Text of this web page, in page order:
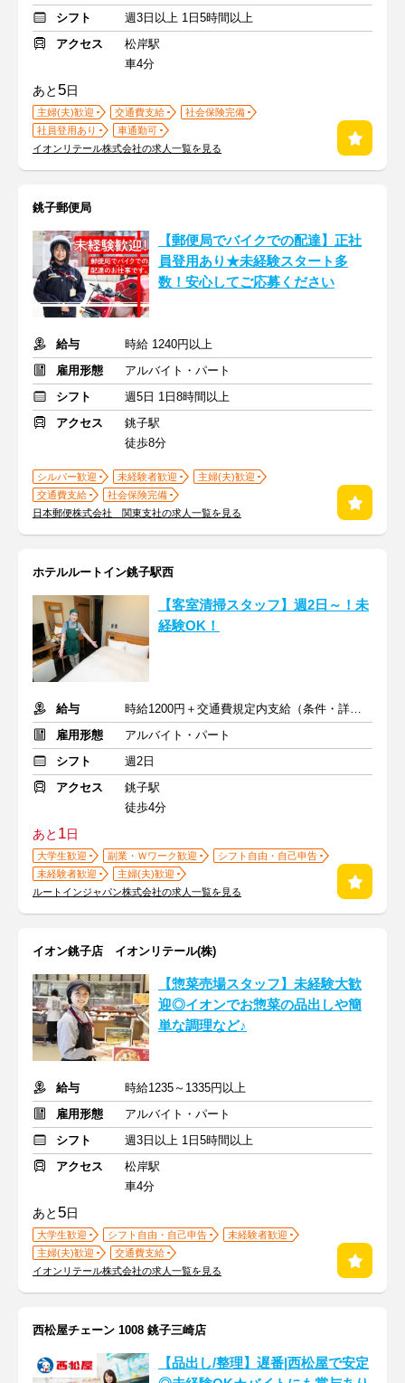
シフト
週3日以上 1日5時間以上
アクセス
松岸駅
車4分
あと 5日
主婦(夫)歓迎 交通費支給
社会保険完備
社員登用あり
車通勤可
イオンリテール株式会社の求人一覧を見る
銚子郵便局
【郵便局でバイクでの配達】正社
員登用あり★未経験スタート多
数！安心してご応募ください
給与
時給 1240円以上
雇用形態
アルバイト・パート
シフト
週5日 1日8時間以上
アクセス
銚子駅
徒歩8分
シルバー歓迎 未経験者歓迎
主婦(夫)歓迎
交通費支給
社会保険完備
日本郵便株式会社 関東支社の求人一覧を見る
ホテルルートイン銚子駅西
【客室清掃スタッフ】週2日～！未
経験OK！
給与
時給1200円＋交通費規定内支給（条件・詳細は面接にて）
雇用形態
アルバイト・パート
シフト
週2日
アクセス
銚子駅
徒歩4分
あと 1日
大学生歓迎 副業・Ｗワーク歓迎
シフト自由・自己申告
未経験者歓迎
主婦(夫)歓迎
ルートインジャパン株式会社の求人一覧を見る
イオン銚子店 イオンリテール(株)
【惣菜売場スタッフ】未経験大歓
迎◎イオンでお惣菜の品出しや簡
単な調理など♪
給与
時給1235～1335円以上
雇用形態
アルバイト・パート
シフト
週3日以上 1日5時間以上
アクセス
松岸駅
車4分
あと 5日
大学生歓迎 シフト自由・自己申告
未経験者歓迎
主婦(夫)歓迎
交通費支給
イオンリテール株式会社の求人一覧を見る
西松屋チェーン 1008 銚子三崎店
【品出し/整理】遅番|西松屋で安定